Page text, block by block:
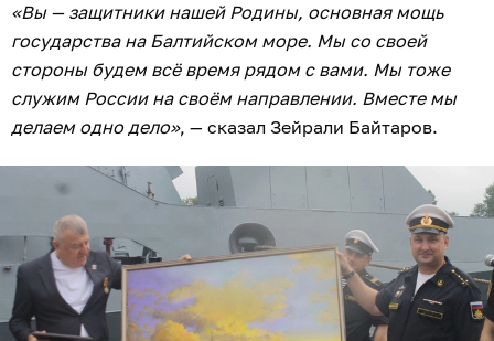
«Вы — защитники нашей Родины, основная мощь
государства на Балтийском море. Мы со своей
стороны будем всё время рядом с вами. Мы тоже
служим России на своём направлении. Вместе мы
делаем одно дело», — сказал Зейрали Байтаров.